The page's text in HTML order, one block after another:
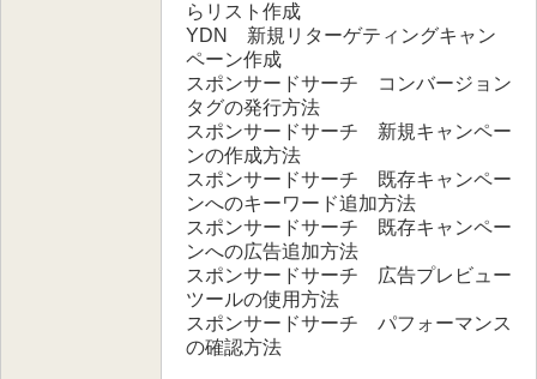
らリスト作成
YDN 新規リターゲティングキャン
ペーン作成
スポンサードサーチ コンバージョン
タグの発行方法
スポンサードサーチ 新規キャンペー
ンの作成方法
スポンサードサーチ 既存キャンペー
ンへのキーワード追加方法
スポンサードサーチ 既存キャンペー
ンへの広告追加方法
スポンサードサーチ 広告プレビュー
ツールの使用方法
スポンサードサーチ パフォーマンス
の確認方法